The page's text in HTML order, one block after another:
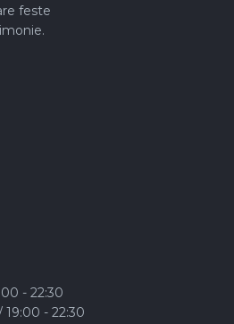
feste
- 22:30
19:00 - 22:30